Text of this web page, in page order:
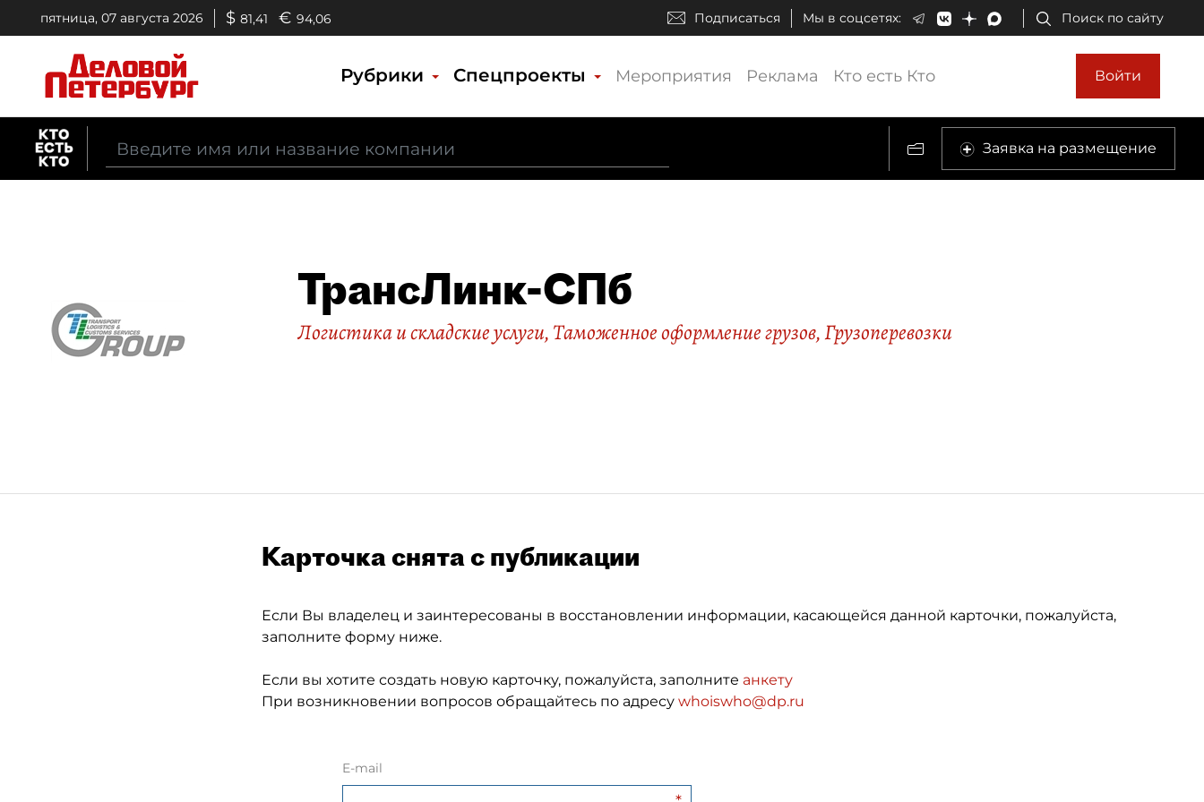
пятница, 07 августа 2026 $ 81,41 € 94,06 Подписаться Мы в соцсетях: Поиск по сайту
Рубрики Спецпроекты Мероприятия Реклама Кто есть Кто Войти
Заявка на размещение
ТрансЛинк-СПб
Логистика и складские услуги,Таможенное оформление грузов,Грузоперевозки
Карточка снята с публикации
Если Вы владелец и заинтересованы в восстановлении информации, касающейся данной карточки, пожалуйста,
заполните форму ниже.
Если вы хотите создать новую карточку, пожалуйста, заполните анкету
При возникновении вопросов обращайтесь по адресу whoiswho@dp.ru
E-mail